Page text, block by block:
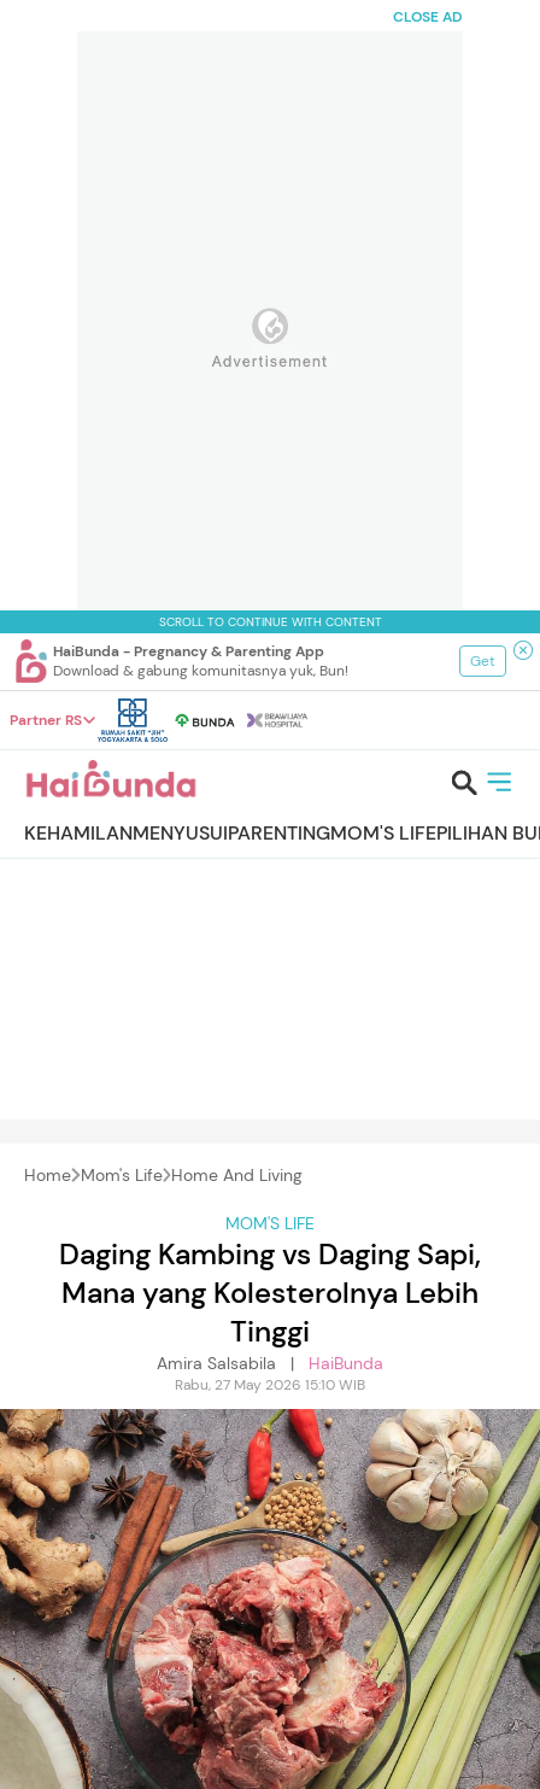
CLOSE AD
SCROLL TO CONTINUE WITH CONTENT
HaiBunda - Pregnancy & Parenting App
Download & gabung komunitasnya yuk, Bun!
Get
Partner RS
KEHAMILANMENYUSUIPARENTINGMOM'S LIFEPILIHAN
Home Mom's Life Home And Living
MOM'S LIFE
Daging Kambing vs Daging Sapi,
Mana yang Kolesterolnya Lebih
Tinggi
Amira Salsabila | HaiBunda
Rabu, 27 May 2026 15:10 WIB